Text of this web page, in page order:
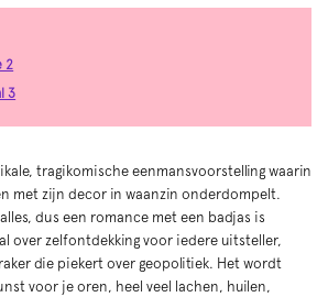
tragikomische eenmansvoorstelling waarin
met zijn decor in waanzin onderdompelt.
dus een romance met een badjas is
over zelfontdekking voor iedere uitsteller,
die piekert over geopolitiek. Het wordt
voor je oren, heel veel lachen, huilen,
2
3